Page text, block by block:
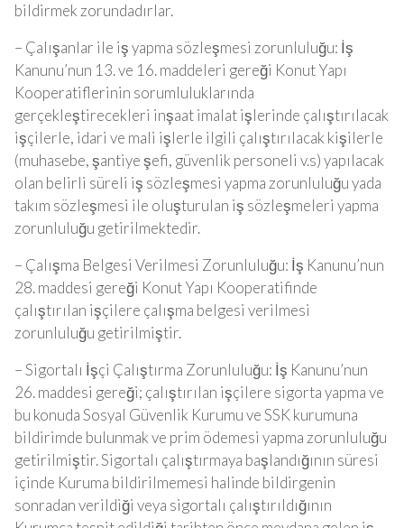
bildirmek zorundadırlar.
– Çalışanlar ile iş yapma sözleşmesi zorunluluğu: İş
Kanunu’nun 13. ve 16. maddeleri gereği Konut Yapı
Kooperatiflerinin sorumluluklarında
gerçekleştirecekleri inşaat imalat işlerinde çalıştırılacak
işçilerle, idari ve mali işlerle ilgili çalıştırılacak kişilerle
(muhasebe, şantiye şefi, güvenlik personeli v.s) yapılacak
olan belirli süreli iş sözleşmesi yapma zorunluluğu yada
takım sözleşmesi ile oluşturulan iş sözleşmeleri yapma
zorunluluğu getirilmektedir.
– Çalışma Belgesi Verilmesi Zorunluluğu: İş Kanunu’nun
28. maddesi gereği Konut Yapı Kooperatifinde
çalıştırılan işçilere çalışma belgesi verilmesi
zorunluluğu getirilmiştir.
– Sigortalı İşçi Çalıştırma Zorunluluğu: İş Kanunu’nun
26. maddesi gereği; çalıştırılan işçilere sigorta yapma ve
bu konuda Sosyal Güvenlik Kurumu ve SSK kurumuna
bildirimde bulunmak ve prim ödemesi yapma zorunluluğu
getirilmiştir. Sigortalı çalıştırmaya başlandığının süresi
içinde Kuruma bildirilmemesi halinde bildirgenin
sonradan verildiği veya sigortalı çalıştırıldığının